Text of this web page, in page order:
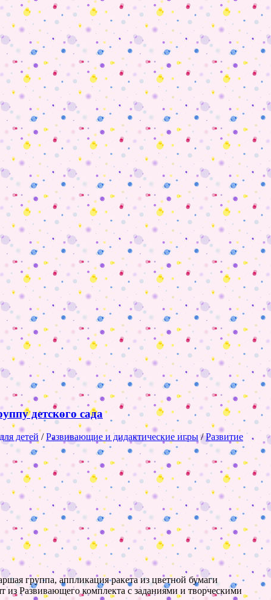
детского сада
детей /Развивающие и дидактические игры/Развитие
группа, аппликация ракета из цветной бумаги
Развивающего комплекта с заданиями и творческими